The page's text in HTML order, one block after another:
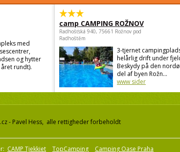
med
og hytter
rundt).
camp CAMPING ROŽNOV
Radhošťská 940, 75661 Rožnov pod
Radhoštěm
3-tjernet
helårlig drift under
Beskydy på den
del af byen Rožn...
www sider
- Pavel Hess, alle rettigheder forbeholdt
CAMP Tjekkiet TopCamping Camping Oase Praha